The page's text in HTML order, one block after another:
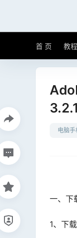
首 页 教程
电脑手
一、下
1、下